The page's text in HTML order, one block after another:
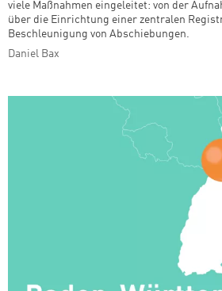
viele Maßnahmen eingeleitet: von der
über die Einrichtung einer zentralen
Beschleunigung von Abschiebungen.
Daniel Bax